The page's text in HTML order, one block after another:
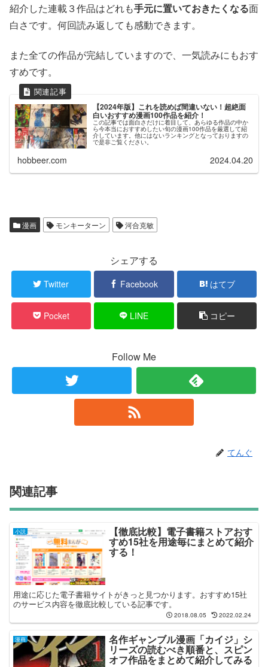
紹介した連載３作品はどれも手元に置いておきたくなる面
白さです。何回読み返しても感動できます。
また全ての作品が完結していますので、一気読みにもおす
すめです。
【2024年版】これを読めば間違いない！超絶面
白いおすすめ漫画100作品を紹介！
この記事では面白さだけに着目して、あらゆる作品の中か
ら今本当におすすめしたい旬の漫画100作品を厳選して紹
介しています。他にはないランキングとなっておりますの
で是非ご覧ください。
hobbeer.com 2024.04.20
漫画 モンキーターン 河合克敏
シェアする
Twitter Facebook はてブ
Pocket LINE コピー
Follow Me
てんぐ
関連記事
小説 【徹底比較】電子書籍ストアおす
すめ15社を用途毎にまとめて紹介
する！
用途に応じた電子書籍サイトがきっと見つかります。おすすめ15社
のサービス内容を徹底比較している記事です。
2018.08.05 2022.02.24
漫画 名作ギャンブル漫画「カイジ」シ
リーズの読むべき順番と、スピン
オフ作品をまとめて紹介してみる